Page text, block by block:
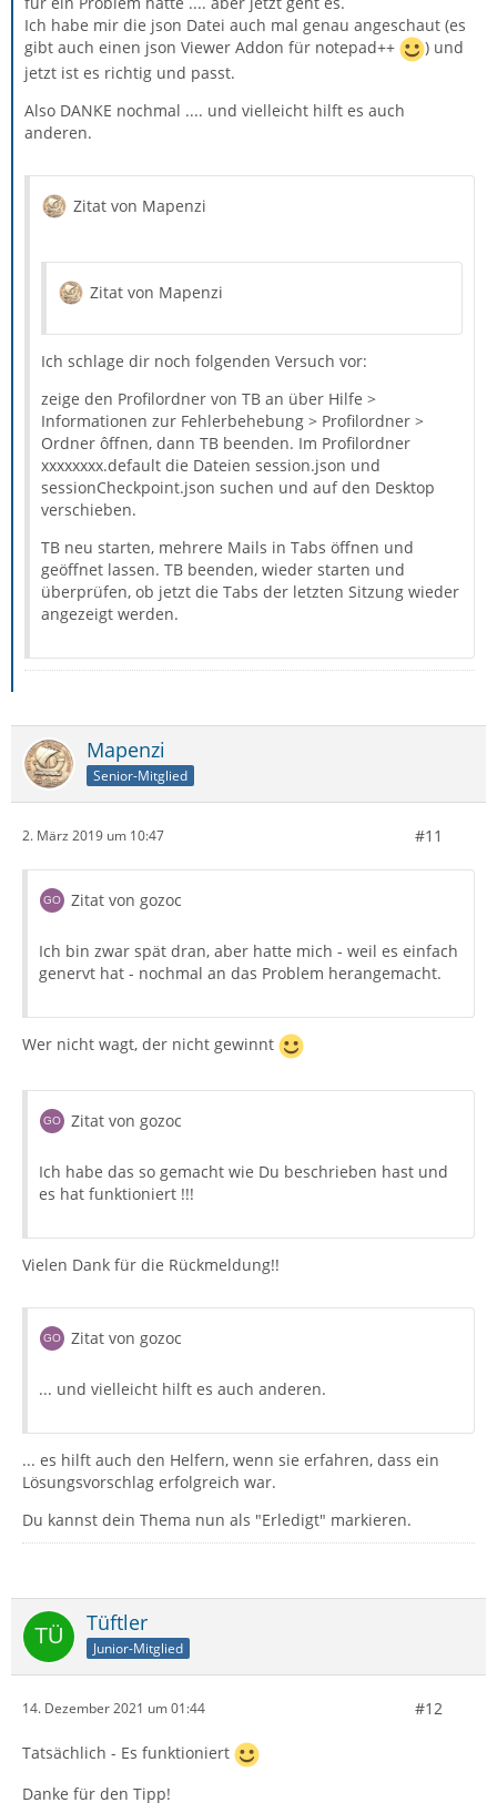
Ich habe mir die json Datei auch mal genau angeschaut (es
gibt auch einen json Viewer Addon für notepad++
) und
jetzt ist es richtig und passt.
Also DANKE nochmal .... und vielleicht hilft es auch
anderen.
Zitat von Mapenzi
Zitat von Mapenzi
Ich schlage dir noch folgenden Versuch vor:
zeige den Profilordner von TB an über Hilfe >
Informationen zur Fehlerbehebung > Profilordner >
Ordner ôffnen, dann TB beenden. Im Profilordner
xxxxxxxx.default die Dateien session.json und
sessionCheckpoint.json suchen und auf den Desktop
verschieben.
TB neu starten, mehrere Mails in Tabs öffnen und
geöffnet lassen. TB beenden, wieder starten und
überprüfen, ob jetzt die Tabs der letzten Sitzung wieder
angezeigt werden.
Mapenzi
Senior-Mitglied
2. März 2019 um 10:47 #11
Zitat von gozoc
Ich bin zwar spät dran, aber hatte mich - weil es einfach
genervt hat - nochmal an das Problem herangemacht.
Wer nicht wagt, der nicht gewinnt
Zitat von gozoc
Ich habe das so gemacht wie Du beschrieben hast und
es hat funktioniert !!!
Vielen Dank für die Rückmeldung!!
Zitat von gozoc
... und vielleicht hilft es auch anderen.
... es hilft auch den Helfern, wenn sie erfahren, dass ein
Lösungsvorschlag erfolgreich war.
Du kannst dein Thema nun als "Erledigt" markieren.
Tüftler
Junior-Mitglied
14. Dezember 2021 um 01:44 #12
Tatsächlich - Es funktioniert
Danke für den Tipp!